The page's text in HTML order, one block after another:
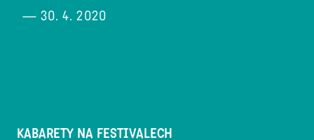
— 30. 4. 2020
KABARETY NA FESTIVALECH